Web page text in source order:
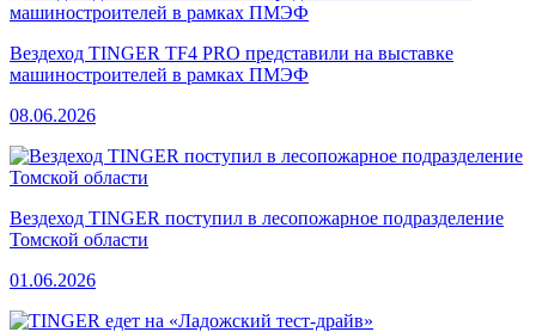
Вездеход TINGER TF4 PRO представили на выставке
машиностроителей в рамках ПМЭФ
08.06.2026
Вездеход TINGER поступил в лесопожарное подразделение
Томской области
01.06.2026